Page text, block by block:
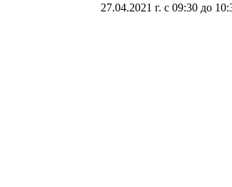
27.04.2021 г. с 09:30 до